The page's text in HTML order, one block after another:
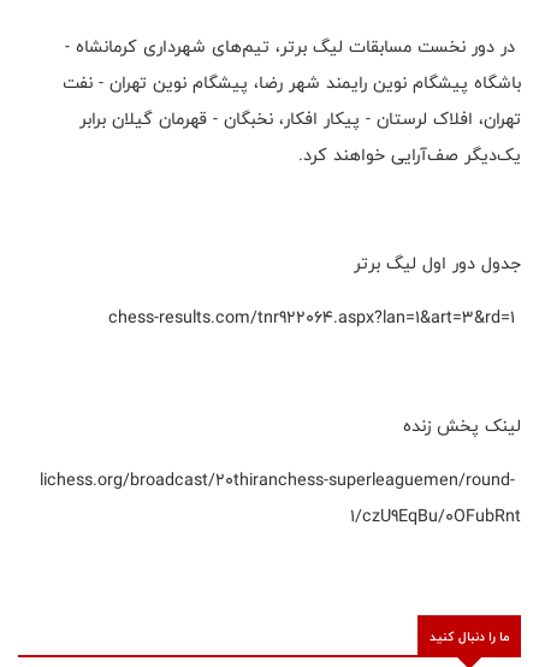
در دور نخست مسابقات لیگ برتر، تیم‌های شهرداری کرمانشاه -
باشگاه پیشگام نوین رایمند شهر رضا، پیشگام نوین تهران - نفت
تهران، افلاک لرستان - پیکار افکار، نخبگان - قهرمان گیلان برابر
یک‌دیگر صف‌آرایی خواهند کرد.
جدول دور اول لیگ برتر
لینک پخش زنده
lichess.org/broadcast/20thiranchess-superleaguemen/round-
1/czU9EqBu/0OFubRnt
ما را دنبال کنید